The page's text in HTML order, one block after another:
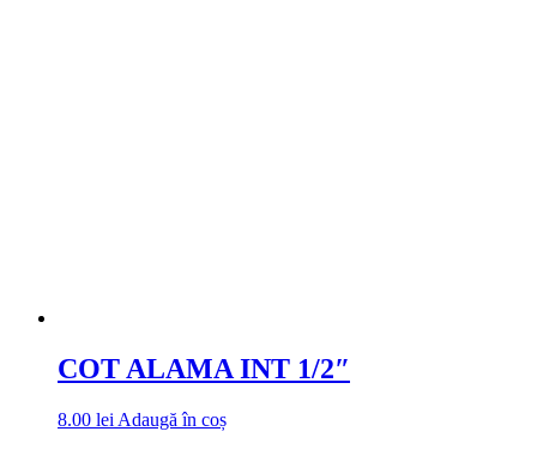
COT ALAMA INT 1/2″
8.00 lei Adaugă în coș